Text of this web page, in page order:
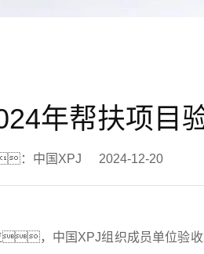
年帮扶项目
：中国XPJ 2024-12-20
，中国XPJ组织成员单位验